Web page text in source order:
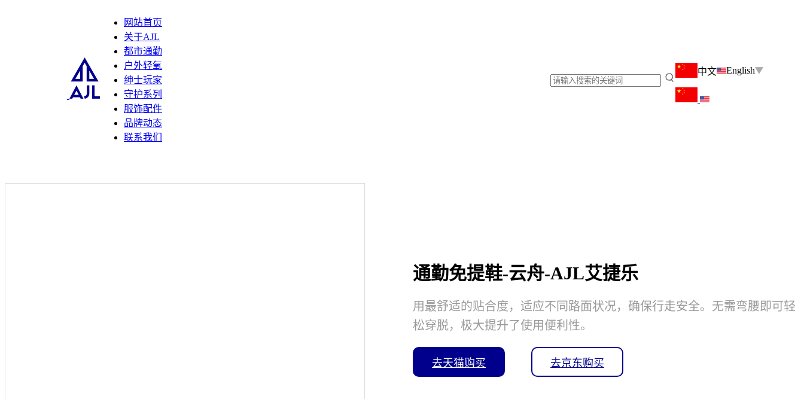
网站首页
关于AJL
都市通勤
户外轻氧
绅士玩家
守护系列
服饰配件
品牌动态
联系我们
中文 English
通勤免提鞋-云舟-AJL艾捷乐
用最舒适的贴合度，适应不同路面状况，确保行走安全。无需弯腰即可轻
松穿脱，极大提升了使用便利性。
去天猫购买 去京东购买